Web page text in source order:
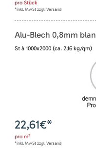
pro Stück
*inkl. MwSt zzgl. Versand
Alu-Blech 0,8mm
St à 1000x2000 (ca. 2,16 kg/qm)
22,61€*
pro m²
*inkl. MwSt zzgl. Versand